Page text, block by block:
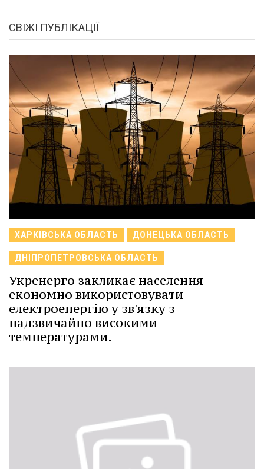
СВІЖІ ПУБЛІКАЦІЇ
ХАРКІВСЬКА ОБЛАСТЬ ДОНЕЦЬКА ОБЛАСТЬ
ДНІПРОПЕТРОВСЬКА ОБЛАСТЬ
Укренерго закликає населення
економно використовувати
електроенергію у зв'язку з
надзвичайно високими
температурами.